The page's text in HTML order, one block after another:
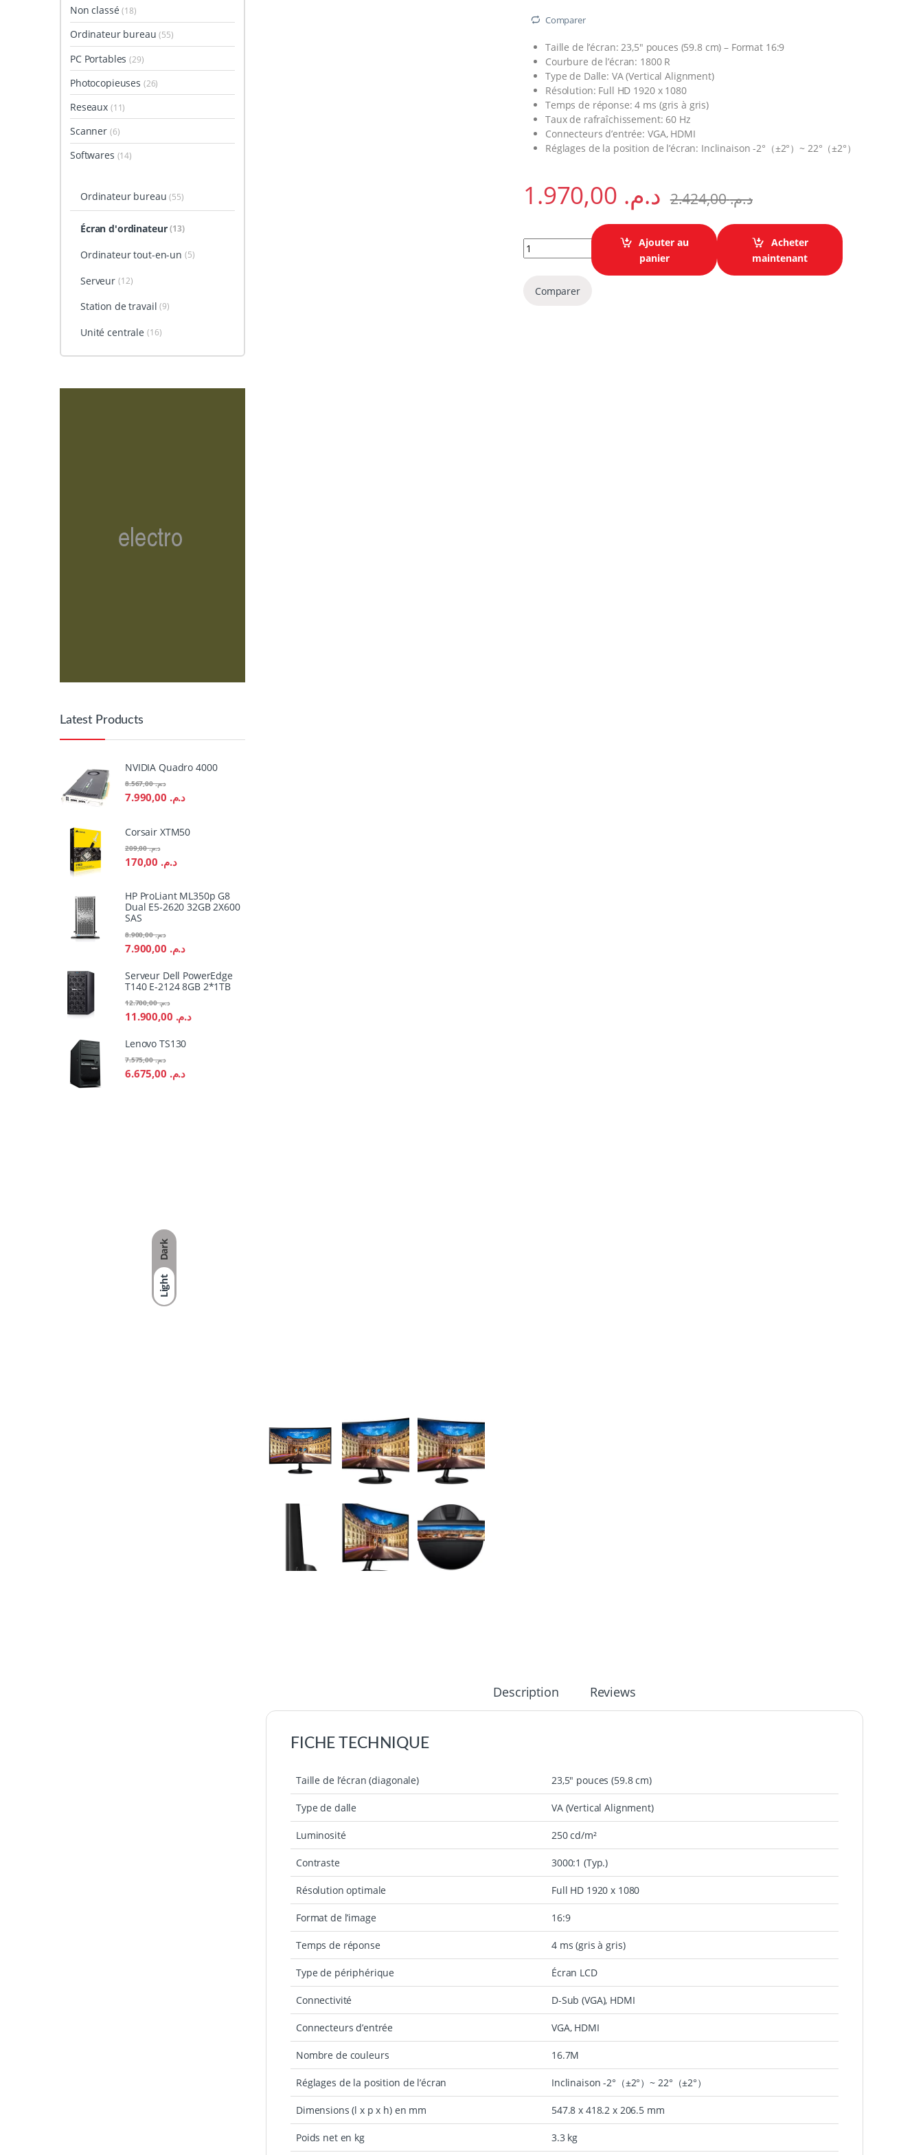
Dark
Light
Comparer
Taille de l’écran: 23,5″ pouces (59.8 cm) – Format 16:9
Courbure de l’écran: 1800 R
Type de Dalle: VA (Vertical Alignment)
Résolution: Full HD 1920 x 1080
Temps de réponse: 4 ms (gris à gris)
Taux de rafraîchissement: 60 Hz
Connecteurs d’entrée: VGA, HDMI
Réglages de la position de l’écran: Inclinaison -2°（±2°）~ 22°（±2°）
د.م. د.م.2.424,00
Écran incurvé 23.5" Full HD Samsung Courbure 1800R (LC24F390FHMXZN) quantity
Ajouter au
panier
Acheter
maintenant
Comparer
Description Reviews
FICHE TECHNIQUE
Taille de l’écran (diagonale) 23,5″ pouces (59.8 cm)
Type de dalle VA (Vertical Alignment)
Luminosité 250 cd/m²
Contraste 3000:1 (Typ.)
Résolution optimale Full HD 1920 x 1080
Format de l’image 16:9
Temps de réponse 4 ms (gris à gris)
Type de périphérique Écran LCD
Connectivité D-Sub (VGA), HDMI
Connecteurs d’entrée VGA, HDMI
Nombre de couleurs 16.7M
Réglages de la position de l’écran Inclinaison -2°（±2°）~ 22°（±2°）
Dimensions (l x p x h) en mm 547.8 x 418.2 x 206.5 mm
Poids net en kg 3.3 kg
Non classé(18)
Ordinateur bureau(55)
PC Portables(29)
Photocopieuses (26)
Reseaux (11)
Scanner (6)
Softwares (14)
Ordinateur bureau(55)
Écran d'ordinateur (13)
Ordinateur tout-en-un (5)
Serveur (12)
Station de travail (9)
Unité centrale (16)
Latest Products
NVIDIA Quadro 4000
د.م.
د.م.8.567,00
Corsair XTM50
د.م.
د.م.209,00
HP ProLiant ML350p G8
Dual E5-2620 32GB 2X600
SAS
د.م.
د.م.8.900,00
Serveur Dell PowerEdge
T140 E-2124 8GB 2*1TB
د.م.
د.م.12.700,00
Lenovo TS130
د.م.
د.م.7.575,00